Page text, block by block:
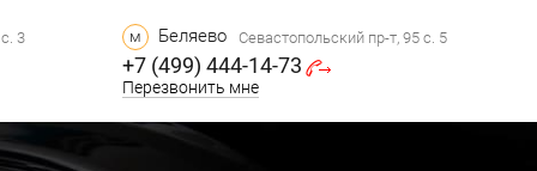
3 м Беляево Севастопольский пр-т, 95 с. 5
+7 (499) 444-14-73
Перезвонить мне